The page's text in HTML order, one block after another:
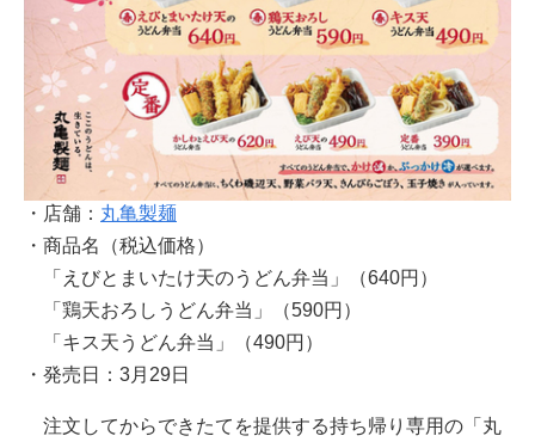
・店舗： 丸亀製麺
・商品名（税込価格）
「えびとまいたけ天のうどん弁当」（640円）
「鶏天おろしうどん弁当」（590円）
「キス天うどん弁当」（490円）
・発売日：3月29日
注文してからできたてを提供する持ち帰り専用の「丸